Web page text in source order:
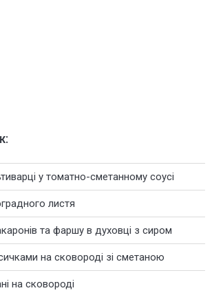
у томатно-сметанному соусі
листя
та фаршу в духовці з сиром
на сковороді зі сметаною
на сковороді